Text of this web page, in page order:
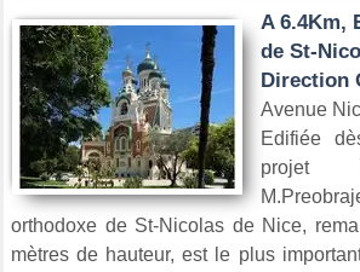
A 6.4Km,
de St-
Direction
Avenue
Edifiée
projet
orthodoxe de St-Nicolas de Nice,
mètres de hauteur, est le plus